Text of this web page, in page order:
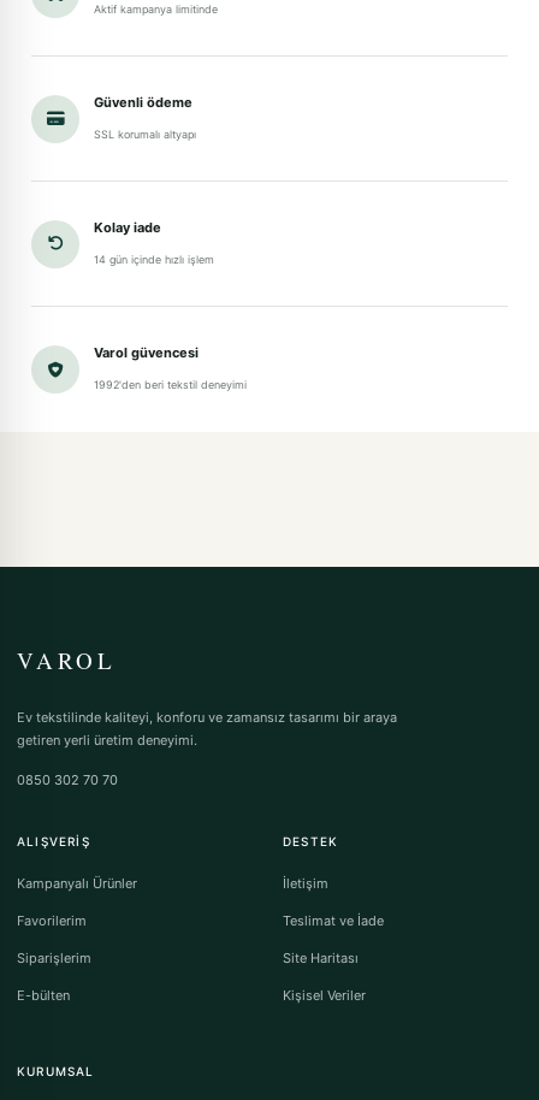
Aktif kampanya limitinde
Güvenli ödeme
SSL korumalı altyapı
Kolay iade
14 gün içinde hızlı işlem
Varol güvencesi
1992'den beri tekstil deneyimi
VAROL
Ev tekstilinde kaliteyi, konforu ve zamansız tasarımı bir araya
getiren yerli üretim deneyimi.
0850 302 70 70
ALIŞVERIŞ
Kampanyalı Ürünler
Favorilerim
Siparişlerim
E-bülten
DESTEK
İletişim
Teslimat ve İade
Site Haritası
Kişisel Veriler
KURUMSAL